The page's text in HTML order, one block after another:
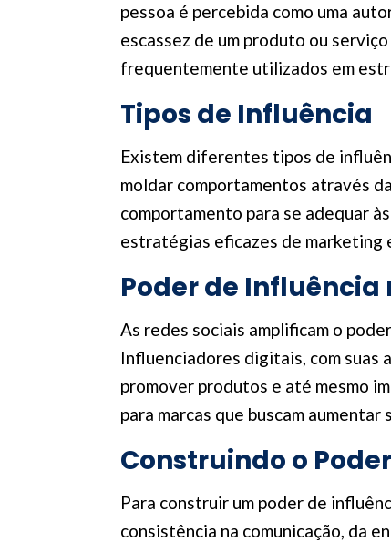
pessoa é percebida como uma
escassez de um produto ou
frequentemente utilizados em
Tipos de Influência
Existem diferentes tipos de
moldar comportamentos através
comportamento para se adequar
estratégias eficazes de marketing
Poder de Influência
As redes sociais amplificam o
Influenciadores digitais, com suas
promover produtos e até mesmo
para marcas que buscam
Construindo o
Para construir um poder de
consistência na comunicação, da